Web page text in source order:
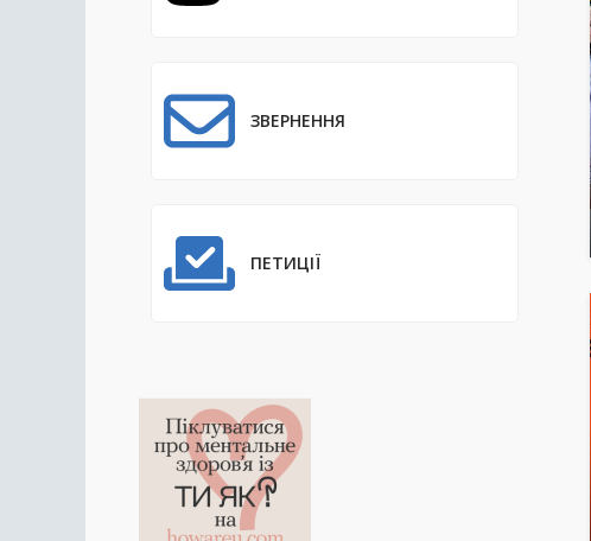
ЗВЕРНЕННЯ
ПЕТИЦІЇ